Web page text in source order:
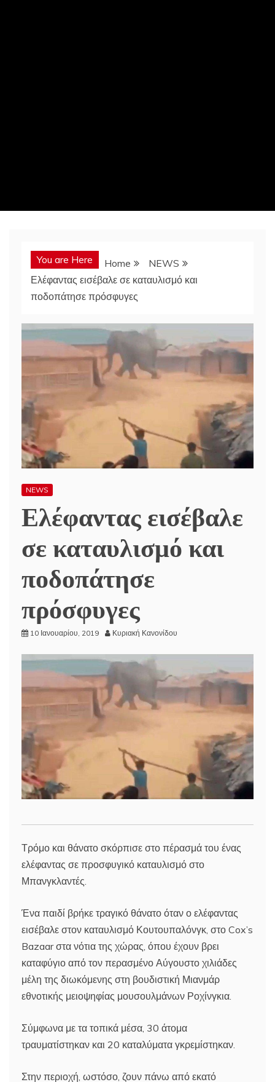
You are Here Home
NEWS
Ελέφαντας εισέβαλε σε καταυλισμό και
ποδοπάτησε πρόσφυγες
NEWS
Ελέφαντας εισέβαλε
σε καταυλισμό και
ποδοπάτησε
πρόσφυγες
10 Ιανουαρίου, 2019 Κυριακή Κανονίδου
Τρόμο και θάνατο σκόρπισε στο πέρασμά του ένας
ελέφαντας σε προσφυγικό καταυλισμό στο
Μπανγκλαντές.
Ένα παιδί βρήκε τραγικό θάνατο όταν ο ελέφαντας
εισέβαλε στον καταυλισμό Κουτουπαλόνγκ, στο Cox’s
Bazaar στα νότια της χώρας, όπου έχουν βρει
καταφύγιο από τον περασμένο Αύγουστο χιλιάδες
μέλη της διωκόμενης στη βουδιστική Μιανμάρ
εθνοτικής μειοψηφίας μουσουλμάνων Ροχίνγκια.
Σύμφωνα με τα τοπικά μέσα, 30 άτομα
τραυματίστηκαν και 20 καταλύματα γκρεμίστηκαν.
Στην περιοχή, ωστόσο, ζουν πάνω από εκατό